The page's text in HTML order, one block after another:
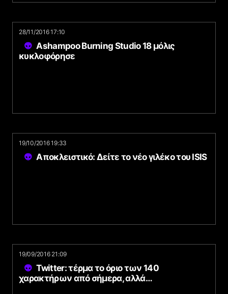
28/11/2016 17:10
Ashampoo Burning Studio 18 μόλις
κυκλοφόρησε
19/10/2016 19:33
Αποκλειστικό: Δείτε το νέο γιλέκο του ISIS
19/09/2016 21:09
Twitter: τέρμα το όριο των 140
χαρακτήρων από σήμερα, αλλά…